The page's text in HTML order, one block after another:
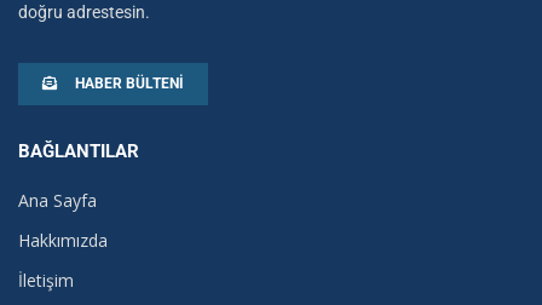
doğru adrestesin.
HABER BÜLTENI
BAĞLANTILAR
Ana Sayfa
Hakkımızda
İletişim